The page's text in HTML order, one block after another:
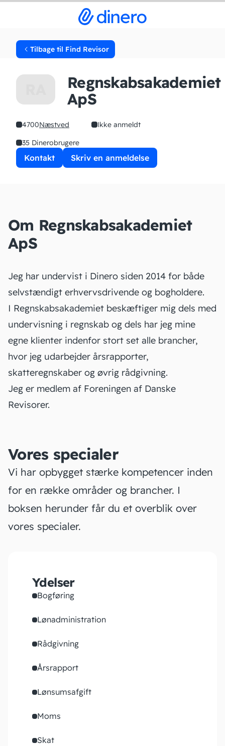
Tilbage til Find Revisor
Regnskabsakademiet
ApS
4700Næstved
Ikke anmeldt
35 Dinerobrugere
Kontakt Skriv en anmeldelse
Om Regnskabsakademiet
ApS
Jeg har undervist i Dinero siden 2014 for både
selvstændigt erhvervsdrivende og bogholdere.
I Regnskabsakademiet beskæftiger mig dels med
undervisning i regnskab og dels har jeg mine
egne klienter indenfor stort set alle brancher,
hvor jeg udarbejder årsrapporter,
skatteregnskaber og øvrig rådgivning.
Jeg er medlem af Foreningen af Danske
Revisorer.
Vores specialer
Vi har opbygget stærke kompetencer inden
for en række områder og brancher. I
boksen herunder får du et overblik over
vores specialer.
Ydelser
Bogføring
Lønadministration
Rådgivning
Årsrapport
Lønsumsafgift
Moms
Skat